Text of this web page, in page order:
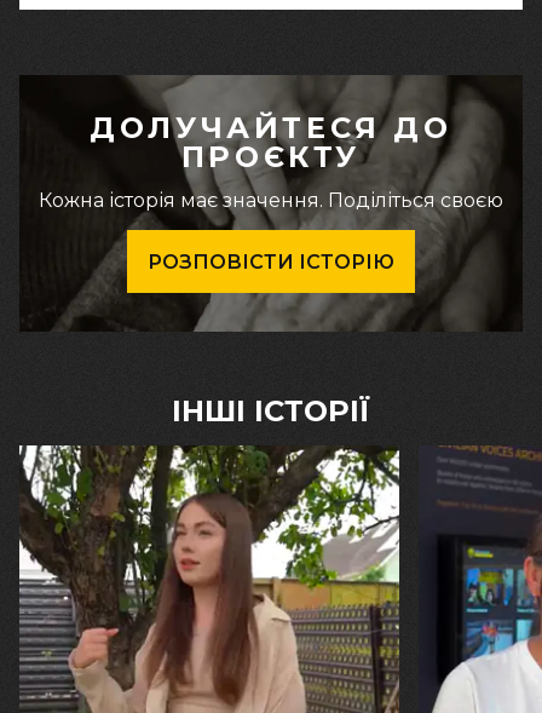
ДОЛУЧАЙТЕСЯ ДО
ПРОЄКТУ
Кожна історія має значення. Поділіться своєю
РОЗПОВІСТИ ІСТОРІЮ
ІНШІ ІСТОРІЇ
30.07.2026
Калина, Дарина та Віра Папроцькі
29.07.2026
Марина, Ваїд